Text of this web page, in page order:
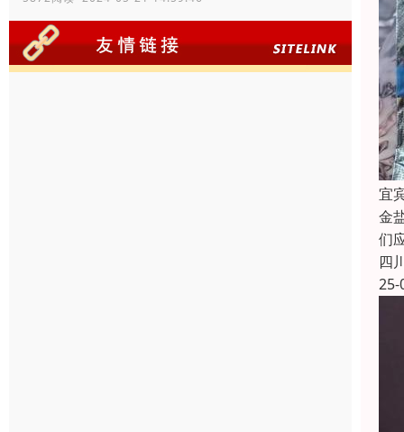
宜
金
们
四
25-